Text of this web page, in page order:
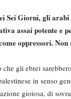
Sei Giorni, gli
assai potente e
oppressori.
gli ebrei
in senso
gioiosa, di